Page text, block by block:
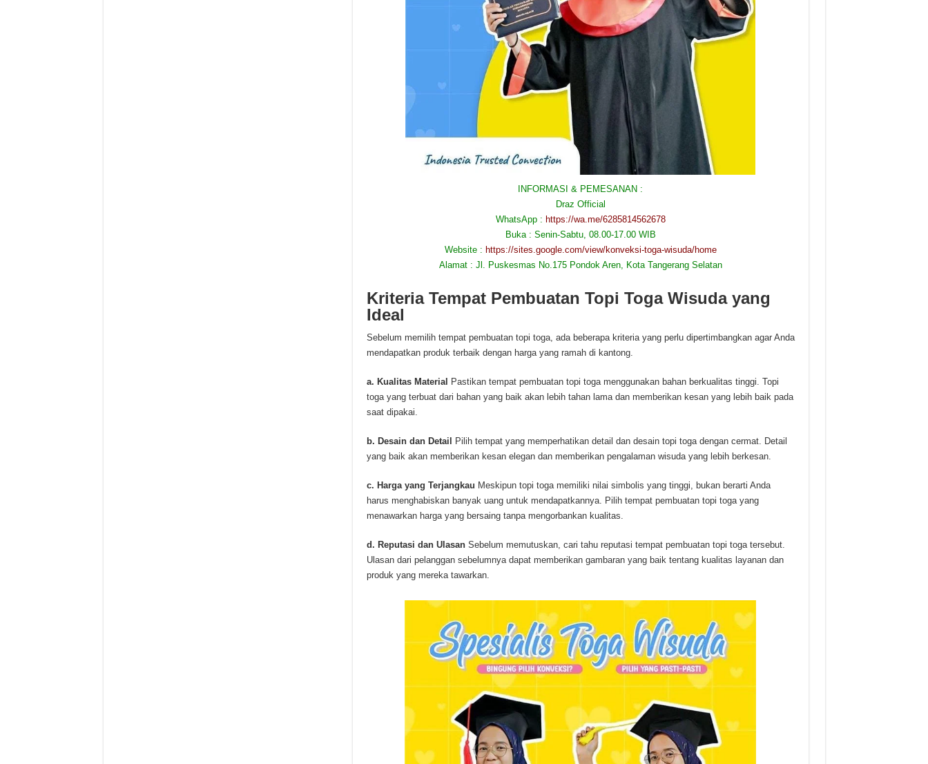
INFORMASI & PEMESANAN :
Draz Official
WhatsApp : https://wa.me/6285814562678
Buka : Senin-Sabtu, 08.00-17.00 WIB
Website : https://sites.google.com/view/konveksi-toga-wisuda/home
Alamat : Jl. Puskesmas No.175 Pondok Aren, Kota Tangerang Selatan
Kriteria Tempat Pembuatan Topi Toga Wisuda yang
Ideal
Sebelum memilih tempat pembuatan topi toga, ada beberapa kriteria yang perlu dipertimbangkan agar Anda
mendapatkan produk terbaik dengan harga yang ramah di kantong.
a. Kualitas Material Pastikan tempat pembuatan topi toga menggunakan bahan berkualitas tinggi. Topi
toga yang terbuat dari bahan yang baik akan lebih tahan lama dan memberikan kesan yang lebih baik pada
saat dipakai.
b. Desain dan Detail
Pilih tempat yang memperhatikan detail dan desain topi toga dengan cermat. Detail
yang baik akan memberikan kesan elegan dan memberikan pengalaman wisuda yang lebih berkesan.
c. Harga yang Terjangkau Meskipun topi toga memiliki nilai simbolis yang tinggi, bukan berarti Anda
harus menghabiskan banyak uang untuk mendapatkannya. Pilih tempat pembuatan topi toga yang
menawarkan harga yang bersaing tanpa mengorbankan kualitas.
d. Reputasi dan UlasanSebelum memutuskan, cari tahu reputasi tempat pembuatan topi toga tersebut.
Ulasan dari pelanggan sebelumnya dapat memberikan gambaran yang baik tentang kualitas layanan dan
produk yang mereka tawarkan.